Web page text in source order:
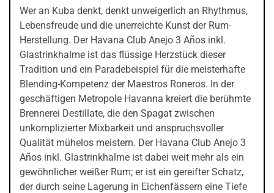
Wer an Kuba denkt, denkt unweigerlich an Rhythmus,
Lebensfreude und die unerreichte Kunst der Rum-
Herstellung. Der Havana Club Anejo 3 Años inkl.
Glastrinkhalme ist das flüssige Herzstück dieser
Tradition und ein Paradebeispiel für die meisterhafte
Blending-Kompetenz der Maestros Roneros. In der
geschäftigen Metropole Havanna kreiert die berühmte
Brennerei Destillate, die den Spagat zwischen
unkomplizierter Mixbarkeit und anspruchsvoller
Qualität mühelos meistern. Der Havana Club Anejo 3
Años inkl. Glastrinkhalme ist dabei weit mehr als ein
gewöhnlicher weißer Rum; er ist ein gereifter Schatz,
der durch seine Lagerung in Eichenfässern eine Tiefe